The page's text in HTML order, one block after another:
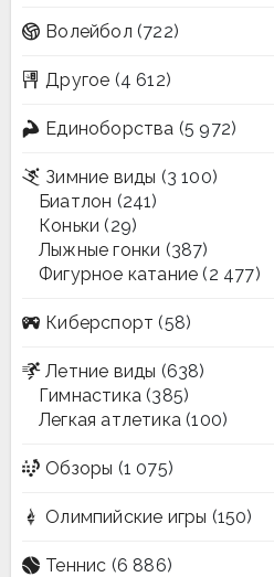
Волейбол (722)
Другое (4 612)
Единоборства (5 972)
Зимние виды (3 100)
Биатлон (241)
Коньки (29)
Лыжные гонки (387)
Фигурное катание (2 477)
Киберспорт (58)
Летние виды (638)
Гимнастика (385)
Легкая атлетика (100)
Обзоры (1 075)
Олимпийские игры (150)
Теннис (6 886)